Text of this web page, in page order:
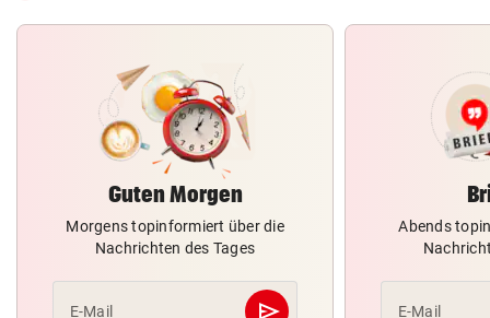
Guten Morgen
Morgens topinformiert über die
Nachrichten des Tages
E-Mail send
Abends
E-Mail